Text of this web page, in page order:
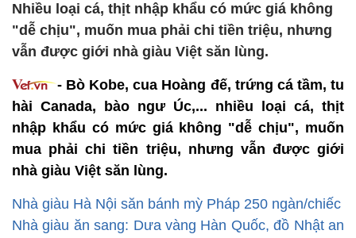
Nhiều loại cá, thịt nhập khẩu có mức giá không
"dễ chịu", muốn mua phải chi tiền triệu, nhưng
vẫn được giới nhà giàu Việt săn lùng.
- Bò Kobe, cua Hoàng đế, trứng cá tầm, tu
hài Canada, bào ngư Úc,... nhiều loại cá, thịt
nhập khẩu có mức giá không "dễ chịu", muốn
mua phải chi tiền triệu, nhưng vẫn được giới
nhà giàu Việt săn lùng.
Nhà giàu Hà Nội săn bánh mỳ Pháp 250 ngàn/chiếc
Nhà giàu ăn sang: Dưa vàng Hàn Quốc, đồ Nhật an